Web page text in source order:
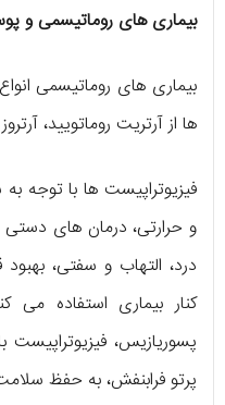
بیماری های روماتیسمی و
ها از آرتریت روماتویید،
فیزیوتراپیست ها با توجه
و حرارتی، درمان های
درد، التهاب و سفتی،
کنار بیماری استفاده
پسوریازیس، فیزیوتراپیست
پرتو فرابنفش، به حفظ